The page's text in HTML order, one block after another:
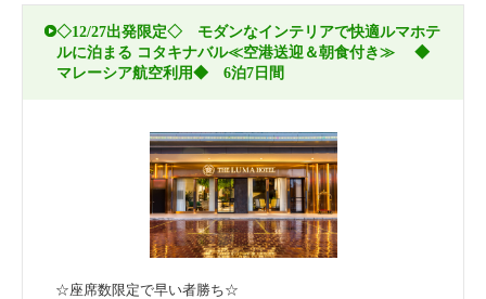
◇12/27出発限定◇ モダンなインテリアで快適ルマホテ
ルに泊まる コタキナバル≪空港送迎＆朝食付き≫ ◆
マレーシア航空利用◆ 6泊7日間
☆座席数限定で早い者勝ち☆